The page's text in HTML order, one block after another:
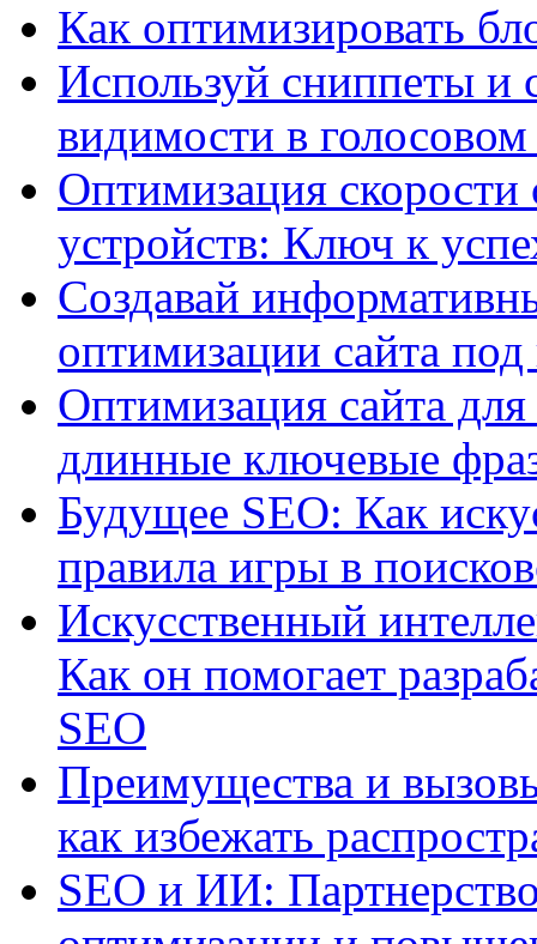
Как оптимизировать
Используй сниппеты и
видимости в
Оптимизация
устройств: Ключ к
Создавай
оптимизации сайта
Оптимизация сайта
длинные ключевые
Будущее SEO: Как
правила игры в
Искусственный
Как он помогает
SEO
Преимущества и
как избежать
SEO и ИИ: